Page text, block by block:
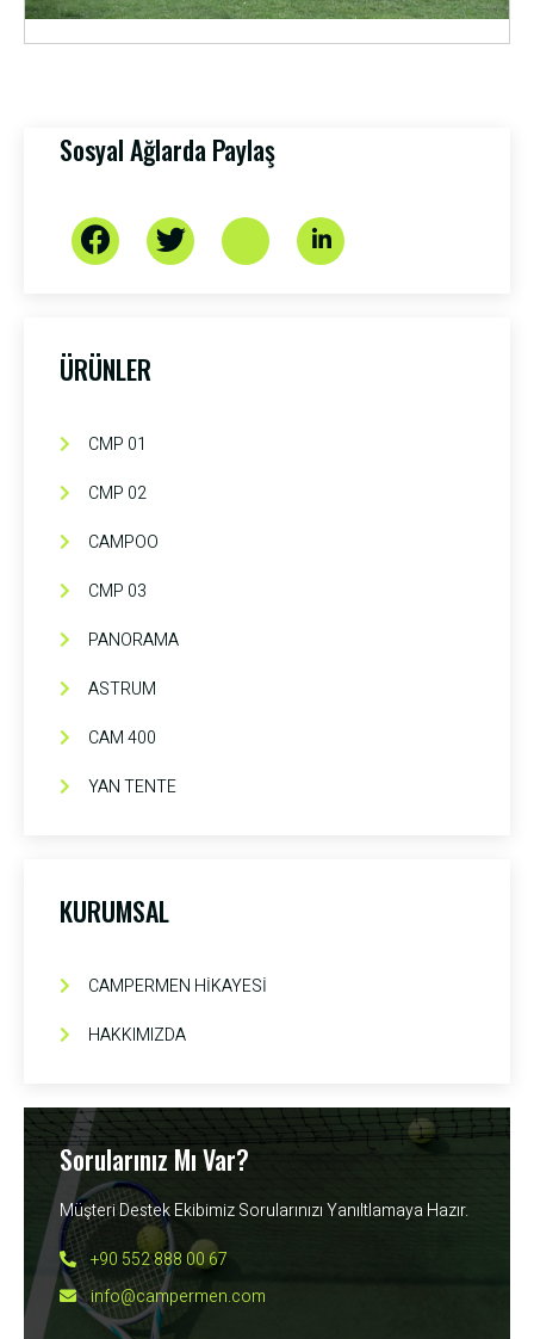
Sosyal Ağlarda Paylaş
ÜRÜNLER
CMP 01
CMP 02
CAMPOO
CMP 03
PANORAMA
ASTRUM
CAM 400
YAN TENTE
KURUMSAL
CAMPERMEN HİKAYESİ
HAKKIMIZDA
Sorularınız Mı Var?
Müşteri Destek Ekibimiz Sorularınızı Yanıltlamaya Hazır.
+90 552 888 00 67
info@campermen.com